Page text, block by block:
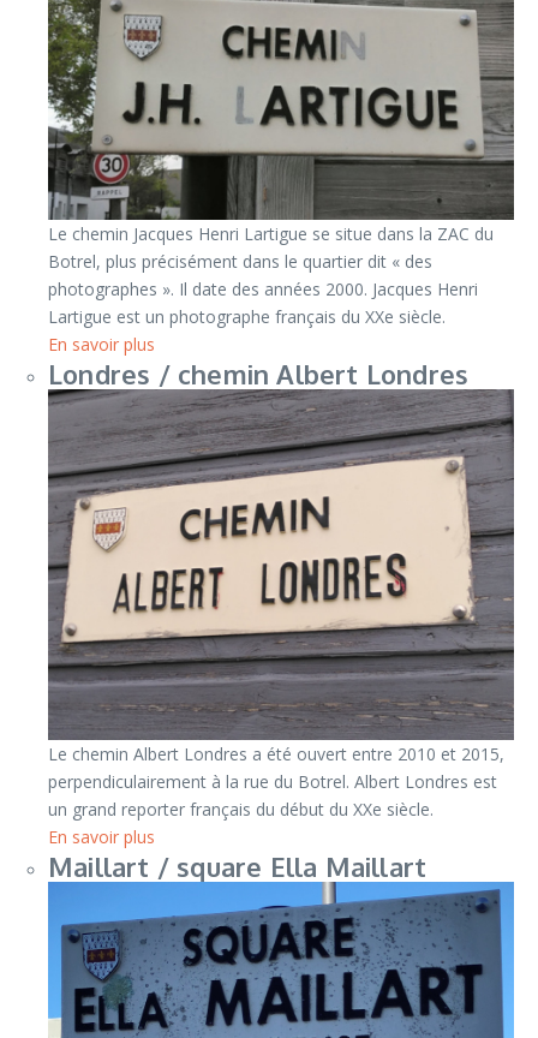
Le chemin Jacques Henri Lartigue se situe dans la ZAC du
Botrel, plus précisément dans le quartier dit « des
photographes ». Il date des années 2000. Jacques Henri
Lartigue est un photographe français du XXe siècle.
En savoir plus
Londres / chemin Albert Londres
Le chemin Albert Londres a été ouvert entre 2010 et 2015,
perpendiculairement à la rue du Botrel. Albert Londres est
un grand reporter français du début du XXe siècle.
En savoir plus
Maillart / square Ella Maillart